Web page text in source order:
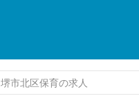
堺市北区保育の求人